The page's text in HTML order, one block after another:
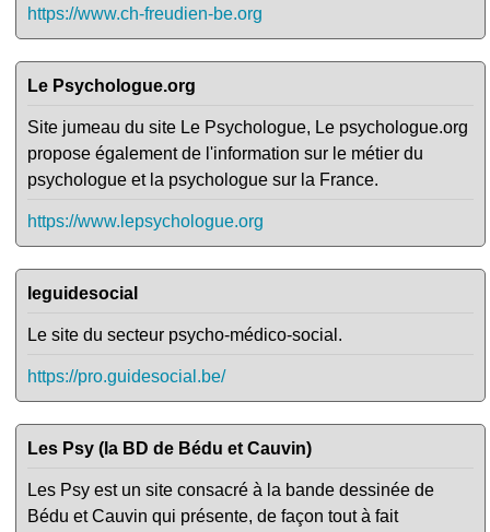
https://www.ch-freudien-be.org
Le Psychologue.org
Site jumeau du site Le Psychologue, Le psychologue.org
propose également de l'information sur le métier du
psychologue et la psychologue sur la France.
https://www.lepsychologue.org
leguidesocial
Le site du secteur psycho-médico-social.
https://pro.guidesocial.be/
Les Psy (la BD de Bédu et Cauvin)
Les Psy est un site consacré à la bande dessinée de
Bédu et Cauvin qui présente, de façon tout à fait